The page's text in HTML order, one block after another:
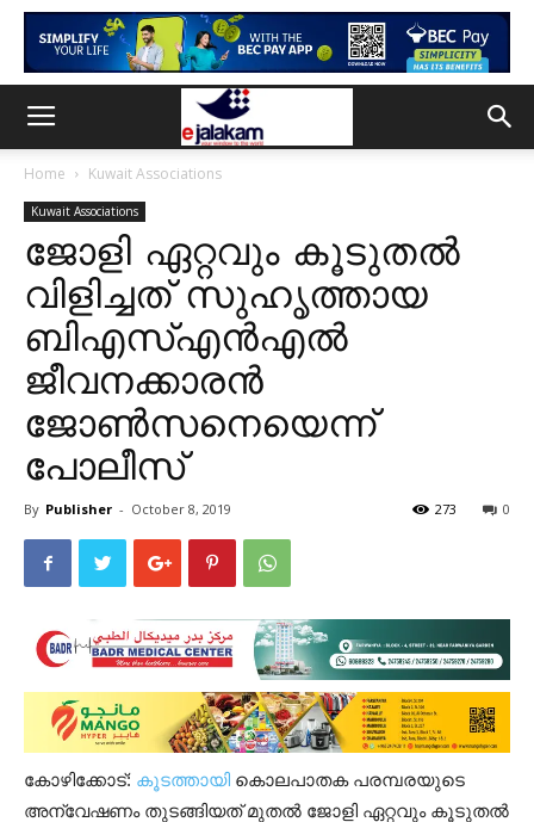
Home Kuwait Associations
Kuwait Associations
ജോളി ഏറ്റവും കൂടുതൽ
വിളിച്ചത് സുഹൃത്തായ
ബിഎസ്എൻഎൽ
ജീവനക്കാരൻ
ജോൺസനെയെന്ന്
പോലീസ്
By Publisher - October 8, 2019 0
273
കോഴിക്കോട്: കൂടത്തായി കൊലപാതക പരമ്പരയുടെ
അന്വേഷണം തുടങ്ങിയത് മുതൽ ജോളി ഏറ്റവും കൂടുതൽ